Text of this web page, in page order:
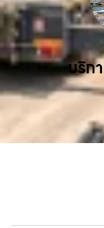
บริก